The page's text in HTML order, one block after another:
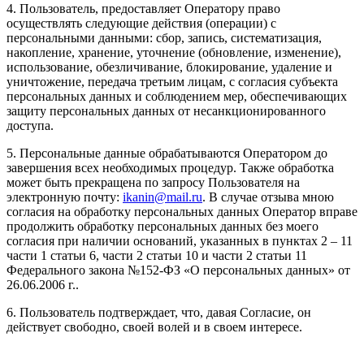
4. Пользователь, предоставляет Оператору право
осуществлять следующие действия (операции) с
персональными данными: сбор, запись, систематизация,
накопление, хранение, уточнение (обновление, изменение),
использование, обезличивание, блокирование, удаление и
уничтожение, передача третьим лицам, с согласия субъекта
персональных данных и соблюдением мер, обеспечивающих
защиту персональных данных от несанкционированного
доступа.
5. Персональные данные обрабатываются Оператором до
завершения всех необходимых процедур. Также обработка
может быть прекращена по запросу Пользователя на
электронную почту: ikanin@mail.ru. В случае отзыва мною
согласия на обработку персональных данных Оператор вправе
продолжить обработку персональных данных без моего
согласия при наличии оснований, указанных в пунктах 2 – 11
части 1 статьи 6, части 2 статьи 10 и части 2 статьи 11
Федерального закона №152-ФЗ «О персональных данных» от
26.06.2006 г..
6. Пользователь подтверждает, что, давая Согласие, он
действует свободно, своей волей и в своем интересе.